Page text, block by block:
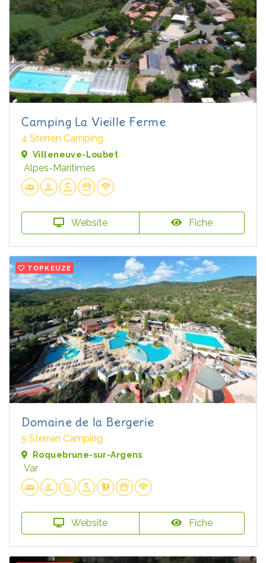
Camping La Vieille Ferme
4 Sterren Camping
Villeneuve-Loubet
Alpes-Maritimes
Website Fiche
TOPKEUZE
Domaine de la Bergerie
5 Sterren Camping
Roquebrune-sur-Argens
Var
Website Fiche